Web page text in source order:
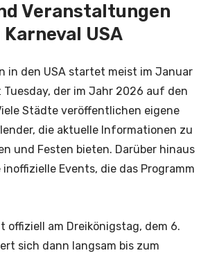
Veranstaltungen
USA
in den USA startet meist im Januar
der im Jahr 2026 auf den
Städte veröffentlichen eigene
die aktuelle Informationen zu
und Festen bieten. Darüber hinaus
Events, die das Programm
offiziell am Dreikönigstag, dem 6.
sich dann langsam bis zum